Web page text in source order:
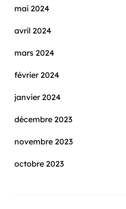
mai 2024
avril 2024
mars 2024
février 2024
janvier 2024
décembre 2023
novembre 2023
octobre 2023